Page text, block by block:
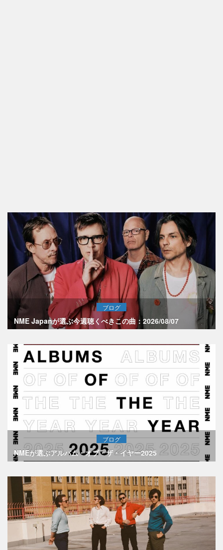
ブログ
NME Japanが選ぶ今週聴くべきこの曲：2026/08/07
ブログ
NMEが選ぶアルバム・オブ・ザ・イヤー2025